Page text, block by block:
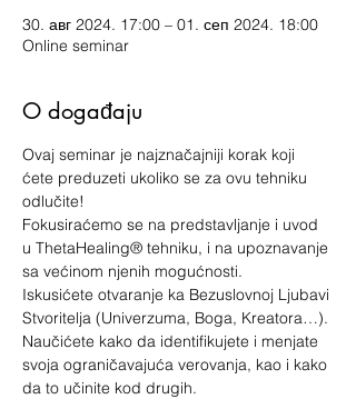
30. авг 2024. 17:00 – 01. сеп 2024. 18:00
Online seminar
O događaju
Ovaj seminar je najznačajniji korak koji
ćete preduzeti ukoliko se za ovu tehniku
odlučite!
Fokusiraćemo se na predstavljanje i uvod
u ThetaHealing® tehniku, i na upoznavanje
sa većinom njenih mogućnosti.
Iskusićete otvaranje ka Bezuslovnoj Ljubavi
Stvoritelja (Univerzuma, Boga, Kreatora…).
Naučićete kako da identifikujete i menjate
svoja ograničavajuća verovanja, kao i kako
da to učinite kod drugih.